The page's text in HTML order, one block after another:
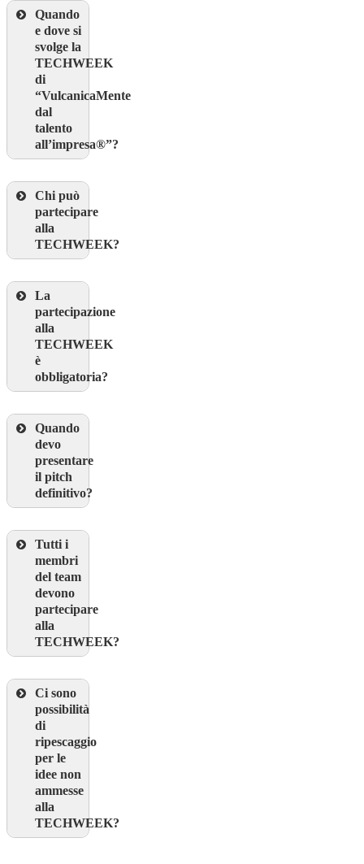
Quando
e dove si
svolge la
TECHWEEK
di
“VulcanicaMente
dal
talento
all’impresa®”?
Chi può
partecipare
alla
TECHWEEK?
La
partecipazione
alla
TECHWEEK
è
obbligatoria?
Quando
devo
presentare
il pitch
definitivo?
Tutti i
membri
del team
devono
partecipare
alla
TECHWEEK?
Ci sono
possibilità
di
ripescaggio
per le
idee non
ammesse
alla
TECHWEEK?